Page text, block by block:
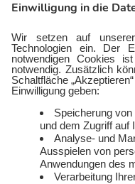
Wärmestrom
Gewerbestrom
FlexTarif Strom
Service
Freund:innen werben
Kündigen